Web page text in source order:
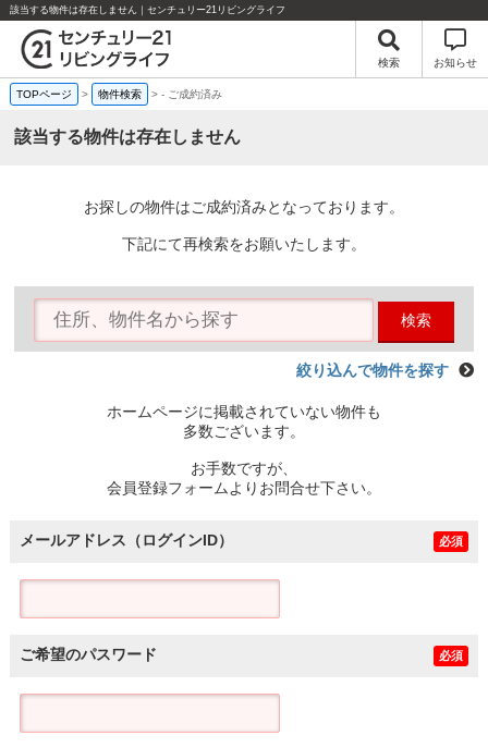
該当する物件は存在しません｜センチュリー21リビングライフ
検索 お知らせ
TOPページ > 物件検索 >- ご成約済み
該当する物件は存在しません
お探しの物件はご成約済みとなっております。
下記にて再検索をお願いたします。
検索
絞り込んで物件を探す
ホームページに掲載されていない物件も
多数ございます。
お手数ですが、
会員登録フォームよりお問合せ下さい。
メールアドレス（ログインID） 必須
ご希望のパスワード 必須